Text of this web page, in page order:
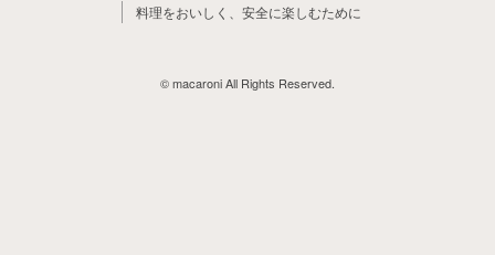
料理をおいしく、安全に楽しむために
© macaroni All Rights Reserved.